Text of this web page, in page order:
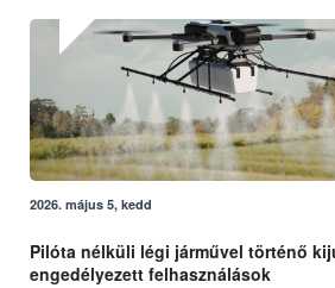
2026. május 5, kedd
Pilóta nélküli légi járművel történő
engedélyezett felhasználások